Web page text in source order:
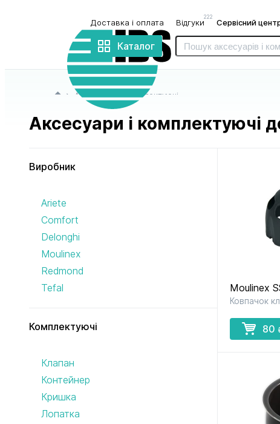
Інтернет-
магазин
«IBS»
Каталог
Доставка і оплата Відгуки
222
Сервісний
Головна сторінка
Аксесуари і комплектуючі
Аксесуари і комплектуючі
Виробник
Ariete
Comfort
Delonghi
Moulinex
Redmond
Tefal
Комплектуючі
Клапан
Контейнер
Кришка
Лопатка
Moulinex
Ковпачок
80